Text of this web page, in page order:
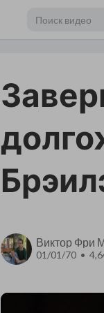
Виктор Фри
01/01/70 •